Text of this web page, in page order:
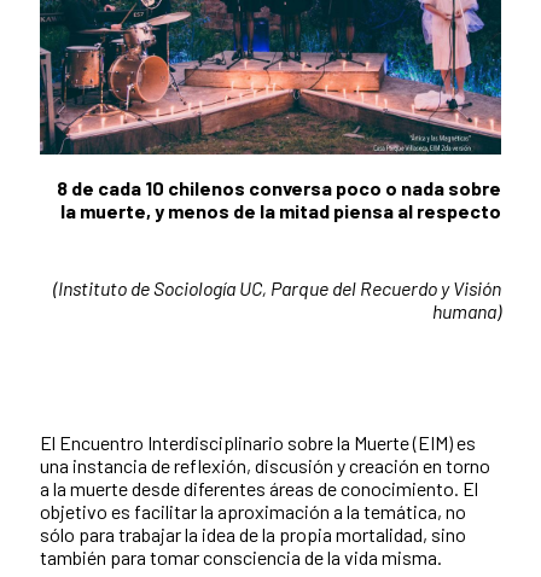
8 de cada 10 chilenos conversa poco o nada sobre
la muerte, y menos de la mitad piensa al respecto
(Instituto de Sociología UC, Parque del Recuerdo y Visión
humana)
El Encuentro Interdisciplinario sobre la Muerte (EIM) es
una instancia de reflexión, discusión y creación en torno
a la muerte desde diferentes áreas de conocimiento. El
objetivo es facilitar la aproximación a la temática, no
sólo para trabajar la idea de la propia mortalidad, sino
también para tomar consciencia de la vida misma.